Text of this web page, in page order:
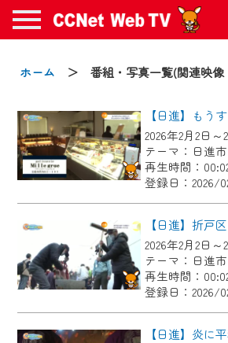
ホーム ＞ 番組・写真一覧(関連映像
2026年2月2日
テーマ：日進
再生時間：
登録日：2026/
2026年2月2日
テーマ：日進
再生時間：
登録日：2026/
お知ら
2024/09/02
動画配信サービス『CCNet
年9月24日からリニューアル
【変更点】
◆デザイン変更により、お
の動画コンテンツが一目瞭然
◆当社アプリやＰＣブラウザ
でも・どこでも・外出先でも
CCNetサービスエリア20市
番組をご視聴いただけます！